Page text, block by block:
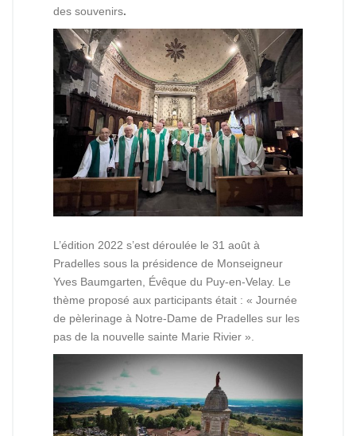
des souvenirs.
L’édition 2022 s’est déroulée le 31 août à
Pradelles sous la présidence de Monseigneur
Yves Baumgarten, Évêque du Puy-en-Velay. Le
thème proposé aux participants était : « Journée
de pèlerinage à Notre-Dame de Pradelles sur les
pas de la nouvelle sainte Marie Rivier ».